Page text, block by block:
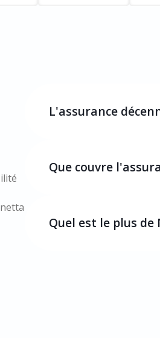
L'assurance
Que couvre
cause sa solidité, pour
Quel est le plus de